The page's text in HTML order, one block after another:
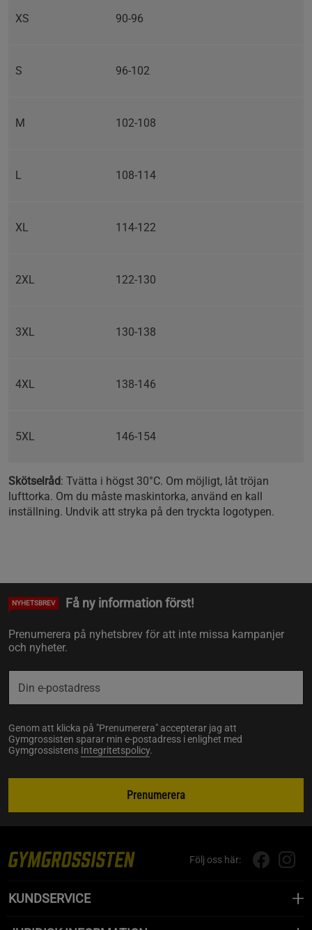
XS 90-96
S 96-102
M 102-108
L 108-114
XL 114-122
2XL 122-130
3XL 130-138
4XL 138-146
5XL 146-154
Skötselråd: Tvätta i högst 30°C. Om möjligt, låt tröjan
lufttorka. Om du måste maskintorka, använd en kall
inställning. Undvik att stryka på den tryckta logotypen.
NYHETSBREV Få ny information först!
Prenumerera på nyhetsbrev för att inte missa kampanjer
och nyheter.
Genom att klicka på "Prenumerera" accepterar jag att
Gymgrossisten sparar min e-postadress i enlighet med
Gymgrossistens Integritetspolicy.
Prenumerera
Följ oss här:
KUNDSERVICE